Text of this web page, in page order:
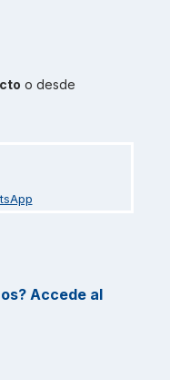
o desde
Accede al